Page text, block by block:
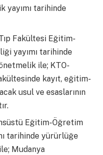
yayımı tarihinde
Fakültesi Eğitim-
yayımı tarihinde
ile; KTO-
kayıt, eğitim-
usul ve esaslarının
Eğitim-Öğretim
tarihinde yürürlüğe
Mudanya